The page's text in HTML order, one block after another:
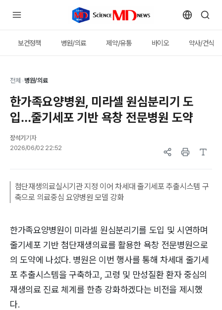
보건정책 병원/의료 제약/유통 바이오 약사/건식
전체 >병원/의료
한가족요양병원, 미라셀 원심분리기 도
입…줄기세포 기반 욕창 전문병원 도약
장석기기자
2026/06/02 22:52
첨단재생의료실시기관 지정 이어 차세대 줄기세포 추출시스템 구
축으로 의료중심 요양병원 모델 강화
한가족요양병원이 미라셀 원심분리기를 도입 및 시연하며
줄기세포 기반 첨단재생의료를 활용한 욕창 전문병원으로
의 도약에 나섰다. 병원은 이번 행사를 통해 차세대 줄기세
포 추출시스템을 구축하고, 고령 및 만성질환 환자 중심의
재생의료 진료 체계를 한층 강화하겠다는 비전을 제시했
다.